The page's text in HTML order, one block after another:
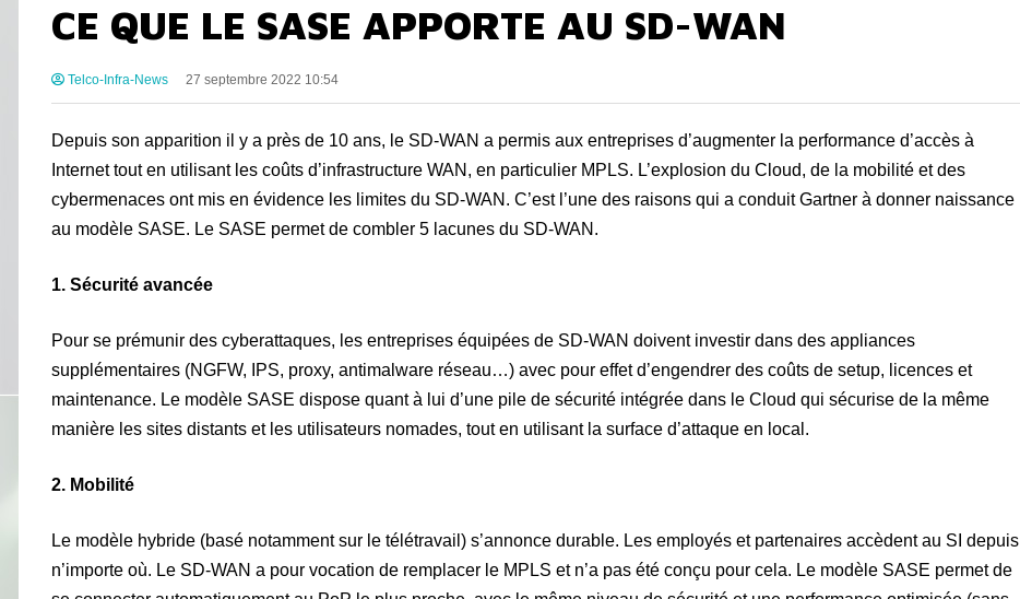
CE QUE LE SASE APPORTE AU SD-WAN
Telco-Infra-News 27 septembre 2022 10:54
Depuis son apparition il y a près de 10 ans, le SD-WAN a permis aux entreprises d’augmenter la performance d’accès à
Internet tout en utilisant les coûts d’infrastructure WAN, en particulier MPLS. L’explosion du Cloud, de la mobilité et des
cybermenaces ont mis en évidence les limites du SD-WAN. C’est l’une des raisons qui a conduit Gartner à donner naissance
au modèle SASE. Le SASE permet de combler 5 lacunes du SD-WAN.
1. Sécurité avancée
Pour se prémunir des cyberattaques, les entreprises équipées de SD-WAN doivent investir dans des appliances
supplémentaires (NGFW, IPS, proxy, antimalware réseau…) avec pour effet d’engendrer des coûts de setup, licences et
maintenance. Le modèle SASE dispose quant à lui d’une pile de sécurité intégrée dans le Cloud qui sécurise de la même
manière les sites distants et les utilisateurs nomades, tout en utilisant la surface d’attaque en local.
2. Mobilité
Le modèle hybride (basé notamment sur le télétravail) s’annonce durable. Les employés et partenaires accèdent au SI depuis
n’importe où. Le SD-WAN a pour vocation de remplacer le MPLS et n’a pas été conçu pour cela. Le modèle SASE permet de